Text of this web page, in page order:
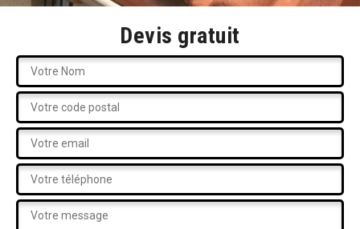
Devis gratuit